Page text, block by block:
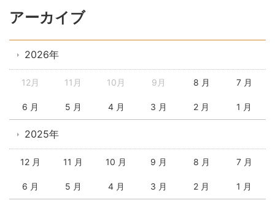
アーカイブ
2026年
12月 11月 10月 9月 8 月 7 月
6 月 5 月 4 月 3 月 2 月 1 月
2025年
12 月 11 月 10 月 9 月 8 月 7 月
6 月 5 月 4 月 3 月 2 月 1 月